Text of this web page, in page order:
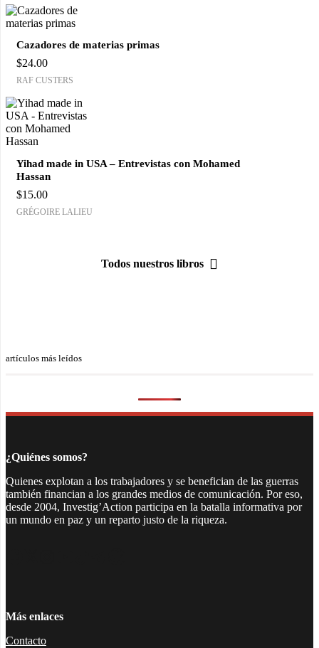
Cazadores de materias primas
$24.00
RAF CUSTERS
Yihad made in USA – Entrevistas con Mohamed
Hassan
$15.00
GRÉGOIRE LALIEU
Todos nuestros libros
artículos más leídos
¿Quiénes somos?
Quienes explotan a los trabajadores y se benefician de las guerras
también financian a los grandes medios de comunicación. Por eso,
desde 2004, Investig’Action participa en la batalla informativa por
un mundo en paz y un reparto justo de la riqueza.
Más enlaces
Contacto